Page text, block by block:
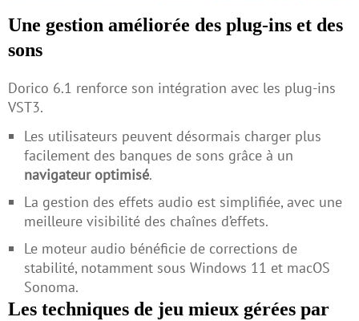
Une gestion améliorée des plug-ins et des
sons
Dorico 6.1 renforce son intégration avec les plug-ins
VST3.
Les utilisateurs peuvent désormais charger plus
facilement des banques de sons grâce à un
navigateur optimisé.
La gestion des effets audio est simplifiée, avec une
meilleure visibilité des chaînes d’effets.
Le moteur audio bénéficie de corrections de
stabilité, notamment sous Windows 11 et macOS
Sonoma.
Les techniques de jeu mieux gérées par